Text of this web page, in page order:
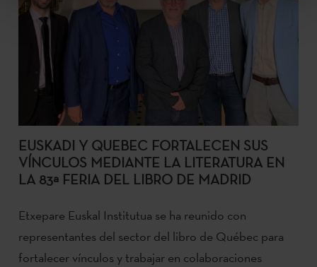
EUSKADI Y QUEBEC FORTALECEN SUS
VÍNCULOS MEDIANTE LA LITERATURA EN
LA 83ª FERIA DEL LIBRO DE MADRID
Etxepare Euskal Institutua se ha reunido con
representantes del sector del libro de Québec para
fortalecer vínculos y trabajar en colaboraciones